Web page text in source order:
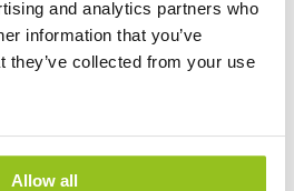
and analytics partners who
information that you’ve
they’ve collected from your use
Allow all
armatur med lumen på opp til
er en ideell armatur for industri og
IK10 + for PC-plate og
spørsmål